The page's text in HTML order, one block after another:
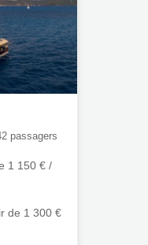
passagers
1 150 € /
de 1 300 €